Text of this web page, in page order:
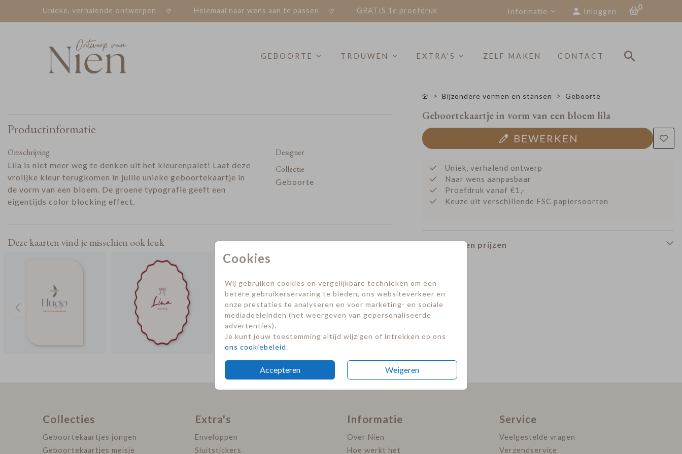
Unieke, verhalende ontwerpen Helemaal naar wens aan te passen GRATIS 1e proefdruk Informatie Inloggen
0
GEBOORTE TROUWEN EXTRA'S ZELF MAKEN CONTACT
Cookies
Wij gebruiken cookies en vergelijkbare technieken om een
betere gebruikerservaring te bieden, ons websiteverkeer en
onze prestaties te analyseren en voor marketing- en sociale
mediadoeleinden (het weergeven van gepersonaliseerde
advertenties).
Je kunt jouw toestemming altijd wijzigen of intrekken op ons
ons cookiebeleid.
Accepteren Weigeren
Productinformatie
Omschrijving
Lila is niet meer weg te denken uit het kleurenpalet! Laat deze
vrolijke kleur terugkomen in jullie unieke geboortekaartje in
de vorm van een bloem. De groene typografie geeft een
eigentijds color blocking effect.
Designer
Collectie
Geboorte
Deze kaarten vind je misschien ook leuk
Bijzondere vormen en stansen Geboorte
Geboortekaartje in vorm van een bloem lila
BEWERKEN
Uniek, verhalend ontwerp
Naar wens aanpasbaar
Proefdruk vanaf €1,-
Keuze uit verschillende FSC papiersoorten
Formaten en prijzen
Collecties
Geboortekaartjes jongen
Geboortekaartjes meisje
Extra's
Enveloppen
Sluitstickers
Informatie
Over Nien
Hoe werkt het
Service
Veelgestelde vragen
Verzendservice